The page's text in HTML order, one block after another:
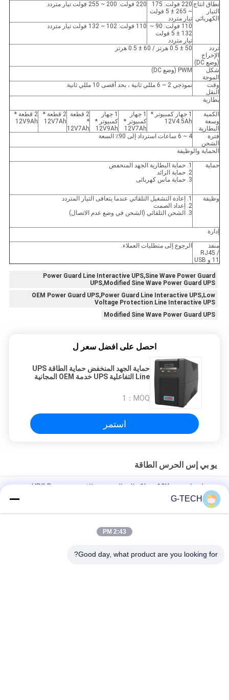
نطاق انتاج
التيار
الكهربائي
220 فولت: 175
~ 265 ± 5 فولت
تيار متردد
220 فولت: 200 ~ 255 فولت تيار متردد
110 فولت: 90 ~
132 ± 5 فولت
تيار متردد
110 فولت: 102 ~ 132 فولت تيار متردد
تردد
الإخراج
(وضع DC)
50 ± 0.5 هرتز / 60 ± 0.5 هرتز
شكل
الموجة
PWM (وضع DC)
وقت
النقل
نموذجي 2 ~ 6 مللي ثانية ، بحد أقصى 10 مللي ثانية.
بطارية
الكمية
وسعة
البطارية
1 جهاز كمبيوتر *
12V4.5Ah
1 جهاز
كمبيوتر *
12V7Ah
1 جهاز
كمبيوتر *
12V9Ah
2 قطعة
*
12V7Ah
2 قطعة *
12V7Ah
2 قطعة *
12V9Ah
فترة
الشحن
4 ~ 6 ساعات استرداد إلى 90٪ السعة
الحماية والوظيفة
حماية
1. حماية البطارية الجهد المنخفض
2. حماية الزائد
3. حماية ماس كهربائى
وظيفة
1. إعادة التشغيل التلقائي عندما يتعافى التيار المتردد
2. إعداد الصمت
3. الشحن التلقائي (الشحن في وضع عدم الاتصال)
إدارة
منفذ
RJ45 /
11 و USB
الرجوع إلى متطلبات العملاء.
Power Guard Line Interactive UPS,Sine Wave Power Guard
UPS,Modified Sine Wave Power Guard UPS
OEM Power Guard UPS,Power Guard Line Interactive UPS,Low
Voltage Protection Line Interactive UPS
Modified Sine Wave Power Guard UPS
احصل على افضل سعر ل
حماية الجهد المنخفض حماية الطاقة UPS
Line التفاعلية UPS خدمة OEM المجانية
MOQ：
1
استمر
يو بي إس الحرس الطاقة
مرحلة واحدة 1kva 10Kva عالية التردد عبر الإنترنت UPS Power
Guard UPS
حقيقي مزدوج التحويل عبر الإنترنت عالية التردد UPS أسود ABS شل
حارس الطاقة عالي التردد عبر الإنترنت UPS Pure Sine Wave RS232
G-TECH
2:43 PM
Good day, what product are you looking for?